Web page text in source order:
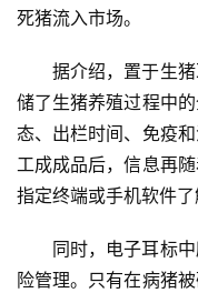
死猪流入市场。
据介绍，置于生
储了生猪养殖过程中
态、出栏时间、免疫
工成成品后，信息再
指定终端或手机软件了
同时，电子耳标
险管理。只有在病猪